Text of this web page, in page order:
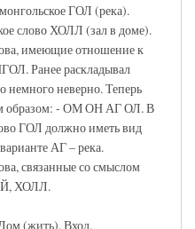
ГОЛ (река).
слово ХОЛЛ (зал в доме).
имеющие отношение к
Ранее раскладывал
немного неверно. Теперь
образом: - ОМ ОН АГ ОЛ. В
ГОЛ должно иметь вид
АГ – река.
связанные со смыслом
ХОЛЛ.
(жить). Вход.